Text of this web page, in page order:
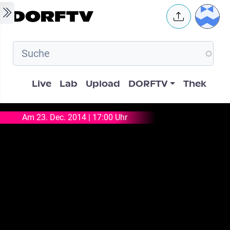
Skip to main content User
Hauptnavigation
Live Lab Upload DORFTV Thek
Am 23. Dec. 2014 | 17:00 Uhr